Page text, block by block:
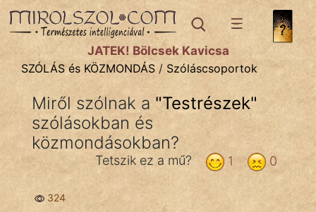
SZÓLÁS ÉS KÖZMONDÁStémák:
Bibliai
Közmondások
Rímelő
JÁTÉK! Bölcsek Kavicsa
SZÓLÁS és KÖZMONDÁS / Szóláscsoportok
Miről szólnak a "Testrészek"
szólásokban és
közmondásokban?
0
1
Tetszik ez a mű?
324